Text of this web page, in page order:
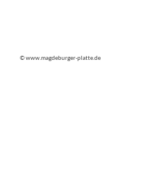
© www.magdeburger-platte.de